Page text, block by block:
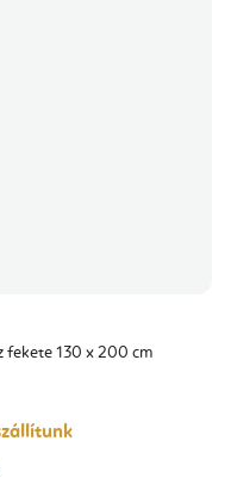
fekete 130 x 200 cm